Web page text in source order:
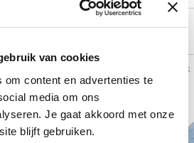
van cookies
om content en advertenties te
media om ons
Je gaat akkoord met onze
blijft gebruiken.
Vergelijk